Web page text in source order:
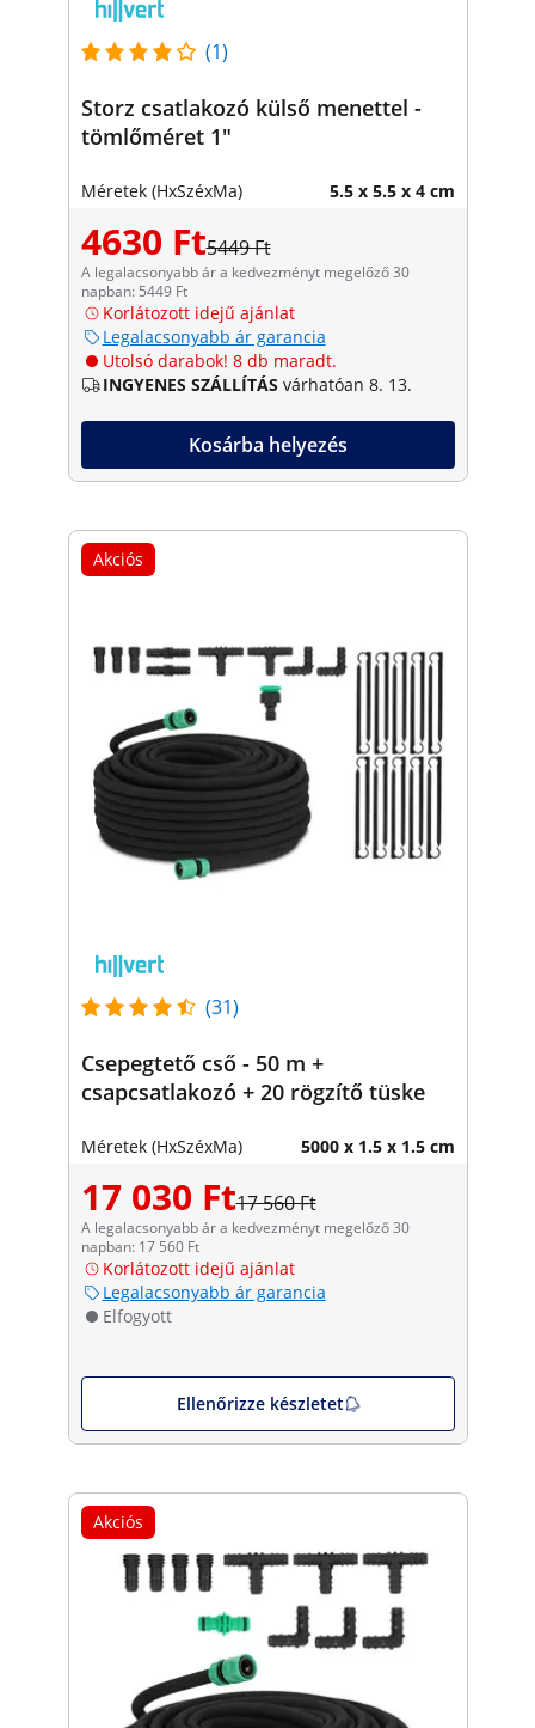
(1)
Storz csatlakozó külső menettel -
tömlőméret 1"
Méretek (HxSzéxMa) 5.5 x 5.5 x 4 cm
4630 Ft5449 Ft
A legalacsonyabb ár a kedvezményt megelőző 30
napban: 5449 Ft
Korlátozott idejű ajánlat
Legalacsonyabb ár garancia
Utolsó darabok! 8 db maradt.
INGYENES SZÁLLÍTÁS várhatóan 8. 13.
Kosárba helyezés
Akciós
(31)
Csepegtető cső - 50 m +
csapcsatlakozó + 20 rögzítő tüske
Méretek (HxSzéxMa) 5000 x 1.5 x 1.5 cm
17 030 Ft17 560 Ft
A legalacsonyabb ár a kedvezményt megelőző 30
napban: 17 560 Ft
Korlátozott idejű ajánlat
Legalacsonyabb ár garancia
Elfogyott
Ellenőrizze készletet
Akciós